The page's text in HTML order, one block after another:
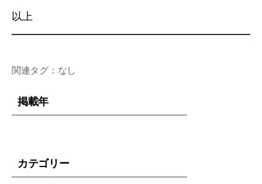
以上
関連タグ：なし
掲載年
カテゴリー